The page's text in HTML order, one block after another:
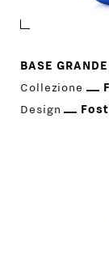
BASE
Collezione
Design